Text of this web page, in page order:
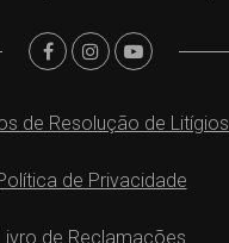
de Resolução de Litígios
de Privacidade
de Reclamações